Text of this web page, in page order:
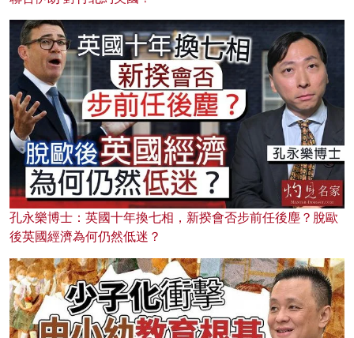
孔永樂博士：英國十年換七相，新揆會否步前任後塵？脫歐
後英國經濟為何仍然低迷？